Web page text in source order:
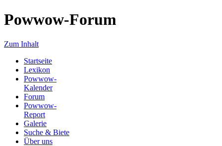
Powwow-Forum
Zum Inhalt
Startseite
Lexikon
Powwow-
Kalender
Forum
Powwow-
Report
Galerie
Suche & Biete
Über uns